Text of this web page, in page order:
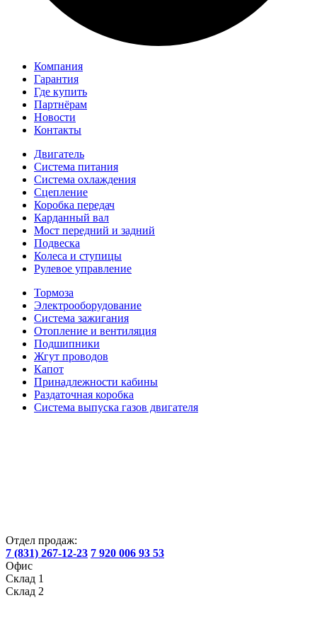
Компания
Гарантия
Где купить
Партнёрам
Новости
Контакты
Двигатель
Система питания
Система охлаждения
Сцепление
Коробка передач
Карданный вал
Мост передний и задний
Подвеска
Колеса и ступицы
Рулевое управление
Тормоза
Электрооборудование
Система зажигания
Отопление и вентиляция
Подшипники
Жгут проводов
Капот
Принадлежности кабины
Раздаточная коробка
Система выпуска газов двигателя
Отдел продаж:
7 (831) 267-12-23 7 920 006 93 53
Офис
Склад 1
Склад 2